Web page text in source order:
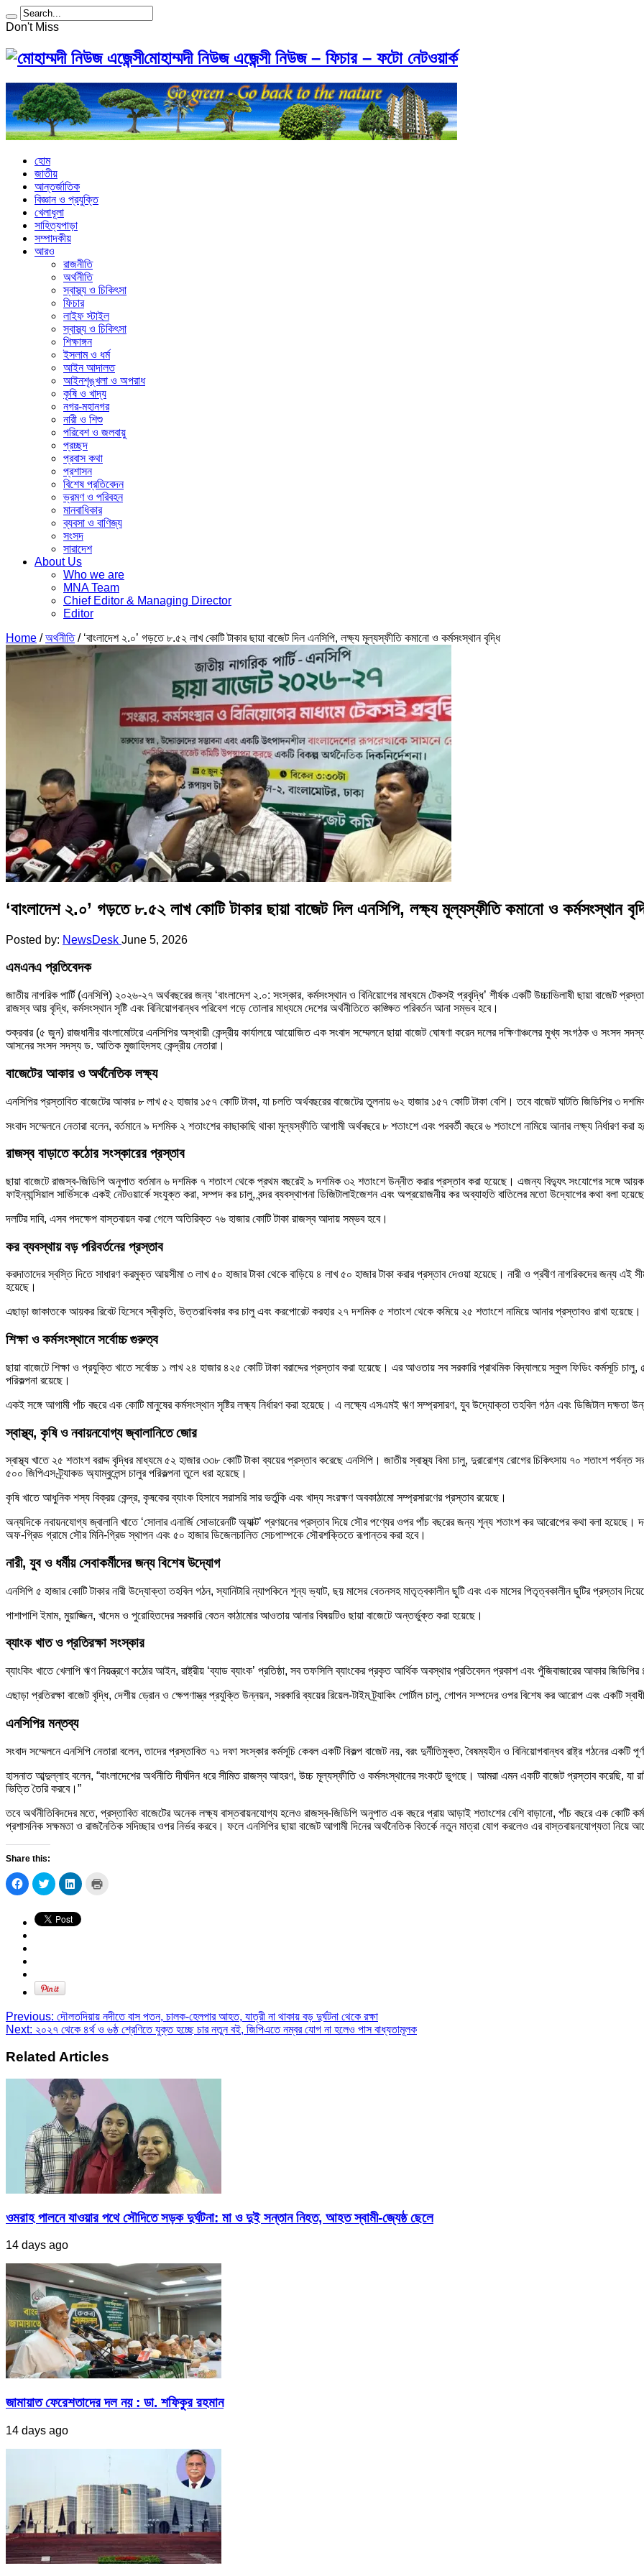
Don't Miss
মোহাম্মদী নিউজ এজেন্সী নিউজ – ফিচার – ফটো নেটওয়ার্ক
হোম
জাতীয়
আন্তর্জাতিক
বিজ্ঞান ও প্রযুক্তি
খেলাধূলা
সাহিত্যপাড়া
সম্পাদকীয়
আরও
রাজনীতি
অর্থনীতি
স্বাস্থ্য ও চিকিৎসা
ফিচার
লাইফ স্টাইল
স্বাস্থ্য ও চিকিৎসা
শিক্ষাঙ্গন
ইসলাম ও ধর্ম
আইন আদালত
আইনশৃঙ্খলা ও অপরাধ
কৃষি ও খাদ্য
নগর-মহানগর
নারী ও ‍শিশু
পরিবেশ ও জলবায়ু
প্রচ্ছদ
প্রবাস কথা
প্রশাসন
বিশেষ প্রতিবেদন
ভ্রমণ ও পরিবহন
মানবাধিকার
ব্যবসা ও বাণিজ্য
সংসদ
সারাদেশ
About Us
Who we are
MNA Team
Chief Editor & Managing Director
Editor
Home /অর্থনীতি/ ‘বাংলাদেশ ২.০’ গড়তে ৮.৫২ লাখ কোটি টাকার ছায়া বাজেট দিল এনসিপি, লক্ষ্য মূল্যস্ফীতি কমানো ও কর্মসংস্থান বৃদ্ধি
‘বাংলাদেশ ২.০’ গড়তে ৮.৫২ লাখ কোটি টাকার ছায়া বাজেট দিল এনসিপি, লক্ষ্য মূল্যস্ফীতি কমানো ও কর্মসংস্থান
Posted by: NewsDesk June 5, 2026
এমএনএ প্রতিবেদক
জাতীয় নাগরিক পার্টি (এনসিপি) ২০২৬-২৭ অর্থবছরের জন্য ‘বাংলাদেশ ২.০: সংস্কার, কর্মসংস্থান ও বিনিয়োগের মাধ্যমে টেকসই প্রবৃদ্ধি’ শীর্ষক একটি উচ্চাভিলাষী ছায়া বাজেট
রাজস্ব আয় বৃদ্ধি, কর্মসংস্থান সৃষ্টি এবং বিনিয়োগবান্ধব পরিবেশ গড়ে তোলার মাধ্যমে দেশের অর্থনীতিতে কাঙ্ক্ষিত পরিবর্তন আনা সম্ভব হবে।
শুক্রবার (৫ জুন) রাজধানীর বাংলামোটরে এনসিপির অস্থায়ী কেন্দ্রীয় কার্যালয়ে আয়োজিত এক সংবাদ সম্মেলনে ছায়া বাজেট ঘোষণা করেন দলের দক্ষিণাঞ্চলের মুখ্য সংগঠক ও সংসদ
আসনের সংসদ সদস্য ড. আতিক মুজাহিদসহ কেন্দ্রীয় নেতারা।
বাজেটের আকার ও অর্থনৈতিক লক্ষ্য
এনসিপির প্রস্তাবিত বাজেটের আকার ৮ লাখ ৫২ হাজার ১৫৭ কোটি টাকা, যা চলতি অর্থবছরের বাজেটের তুলনায় ৬২ হাজার ১৫৭ কোটি টাকা বেশি। তবে বাজেট ঘাটতি জিডিপির ৩
সংবাদ সম্মেলনে নেতারা বলেন, বর্তমানে ৯ দশমিক ২ শতাংশের কাছাকাছি থাকা মূল্যস্ফীতি আগামী অর্থবছরে ৮ শতাংশে এবং পরবর্তী বছরে ৬ শতাংশে নামিয়ে আনার লক্ষ্য নির্ধারণ করা
রাজস্ব বাড়াতে কঠোর সংস্কারের প্রস্তাব
ছায়া বাজেটে রাজস্ব-জিডিপি অনুপাত বর্তমান ৬ দশমিক ৭ শতাংশ থেকে প্রথম বছরেই ৯ দশমিক ৩২ শতাংশে উন্নীত করার প্রস্তাব করা হয়েছে। এজন্য বিদ্যুৎ সংযোগের সঙ্গে
ফাইন্যান্সিয়াল সার্ভিসকে একই নেটওয়ার্কে সংযুক্ত করা, সম্পদ কর চালু, বন্দর ব্যবস্থাপনা ডিজিটালাইজেশন এবং অপ্রয়োজনীয় কর অব্যাহতি বাতিলের মতো উদ্যোগের কথা বলা
দলটির দাবি, এসব পদক্ষেপ বাস্তবায়ন করা গেলে অতিরিক্ত ৭৬ হাজার কোটি টাকা রাজস্ব আদায় সম্ভব হবে।
কর ব্যবস্থায় বড় পরিবর্তনের প্রস্তাব
করদাতাদের স্বস্তি দিতে সাধারণ করমুক্ত আয়সীমা ৩ লাখ ৫০ হাজার টাকা থেকে বাড়িয়ে ৪ লাখ ৫০ হাজার টাকা করার প্রস্তাব দেওয়া হয়েছে। নারী ও প্রবীণ নাগরিকদের জন্য এই
হয়েছে।
এছাড়া জাকাতকে আয়কর রিবেট হিসেবে স্বীকৃতি, উত্তরাধিকার কর চালু এবং করপোরেট করহার ২৭ দশমিক ৫ শতাংশ থেকে কমিয়ে ২৫ শতাংশে নামিয়ে আনার প্রস্তাবও রাখা হয়েছে।
শিক্ষা ও কর্মসংস্থানে সর্বোচ্চ গুরুত্ব
ছায়া বাজেটে শিক্ষা ও প্রযুক্তি খাতে সর্বোচ্চ ১ লাখ ২৪ হাজার ৪২৫ কোটি টাকা বরাদ্দের প্রস্তাব করা হয়েছে। এর আওতায় সব সরকারি প্রাথমিক বিদ্যালয়ে স্কুল ফিডিং কর্মসূচি
পরিকল্পনা রয়েছে।
একই সঙ্গে আগামী পাঁচ বছরে এক কোটি মানুষের কর্মসংস্থান সৃষ্টির লক্ষ্য নির্ধারণ করা হয়েছে। এ লক্ষ্যে এসএমই ঋণ সম্প্রসারণ, যুব উদ্যোক্তা তহবিল গঠন এবং ডিজিটাল দক্ষতা
স্বাস্থ্য, কৃষি ও নবায়নযোগ্য জ্বালানিতে জোর
স্বাস্থ্য খাতে ২৫ শতাংশ বরাদ্দ বৃদ্ধির মাধ্যমে ৫২ হাজার ৩৩৮ কোটি টাকা ব্যয়ের প্রস্তাব করেছে এনসিপি। জাতীয় স্বাস্থ্য বিমা চালু, দুরারোগ্য রোগের চিকিৎসায় ৭০ শতাংশ পর্যন্ত
৫০০ জিপিএস-ট্র্যাকড অ্যাম্বুলেন্স চালুর পরিকল্পনা তুলে ধরা হয়েছে।
কৃষি খাতে আধুনিক শস্য বিক্রয় কেন্দ্র, কৃষকের ব্যাংক হিসাবে সরাসরি সার ভর্তুকি এবং খাদ্য সংরক্ষণ অবকাঠামো সম্প্রসারণের প্রস্তাব রয়েছে।
অন্যদিকে নবায়নযোগ্য জ্বালানি খাতে ‘সোলার এনার্জি সোভারেনটি অ্যাক্ট’ প্রণয়নের প্রস্তাব দিয়ে সৌর পণ্যের ওপর পাঁচ বছরের জন্য শূন্য শতাংশ কর আরোপের কথা বলা হয়েছে।
অফ-গ্রিড গ্রামে সৌর মিনি-গ্রিড স্থাপন এবং ৫০ হাজার ডিজেলচালিত সেচপাম্পকে সৌরশক্তিতে রূপান্তর করা হবে।
নারী, যুব ও ধর্মীয় সেবাকর্মীদের জন্য বিশেষ উদ্যোগ
এনসিপি ৫ হাজার কোটি টাকার নারী উদ্যোক্তা তহবিল গঠন, স্যানিটারি ন্যাপকিনে শূন্য ভ্যাট, ছয় মাসের বেতনসহ মাতৃত্বকালীন ছুটি এবং এক মাসের পিতৃত্বকালীন ছুটির প্রস্তাব
পাশাপাশি ইমাম, মুয়াজ্জিন, খাদেম ও পুরোহিতদের সরকারি বেতন কাঠামোর আওতায় আনার বিষয়টিও ছায়া বাজেটে অন্তর্ভুক্ত করা হয়েছে।
ব্যাংক খাত ও প্রতিরক্ষা সংস্কার
ব্যাংকিং খাতে খেলাপি ঋণ নিয়ন্ত্রণে কঠোর আইন, রাষ্ট্রীয় ‘ব্যাড ব্যাংক’ প্রতিষ্ঠা, সব তফসিলি ব্যাংকের প্রকৃত আর্থিক অবস্থার প্রতিবেদন প্রকাশ এবং পুঁজিবাজারের আকার
এছাড়া প্রতিরক্ষা বাজেট বৃদ্ধি, দেশীয় ড্রোন ও ক্ষেপণাস্ত্র প্রযুক্তি উন্নয়ন, সরকারি ব্যয়ের রিয়েল-টাইম ট্র্যাকিং পোর্টাল চালু, গোপন সম্পদের ওপর বিশেষ কর আরোপ এবং একটি
এনসিপির মন্তব্য
সংবাদ সম্মেলনে এনসিপি নেতারা বলেন, তাদের প্রস্তাবিত ৭১ দফা সংস্কার কর্মসূচি কেবল একটি বিকল্প বাজেট নয়, বরং দুর্নীতিমুক্ত, বৈষম্যহীন ও বিনিয়োগবান্ধব রাষ্ট্র গঠনের একটি
হাসনাত আব্দুল্লাহ বলেন, “বাংলাদেশের অর্থনীতি দীর্ঘদিন ধরে সীমিত রাজস্ব আহরণ, উচ্চ মূল্যস্ফীতি ও কর্মসংস্থানের সংকটে ভুগছে। আমরা এমন একটি বাজেট প্রস্তাব করেছি, যা
ভিত্তি তৈরি করবে।”
তবে অর্থনীতিবিদদের মতে, প্রস্তাবিত বাজেটের অনেক লক্ষ্য বাস্তবায়নযোগ্য হলেও রাজস্ব-জিডিপি অনুপাত এক বছরে প্রায় আড়াই শতাংশের বেশি বাড়ানো, পাঁচ বছরে এক কোটি
প্রশাসনিক সক্ষমতা ও রাজনৈতিক সদিচ্ছার ওপর নির্ভর করবে। ফলে এনসিপির ছায়া বাজেট আগামী দিনের অর্থনৈতিক বিতর্কে নতুন মাত্রা যোগ করলেও এর বাস্তবায়নযোগ্যতা নিয়ে
Share this:
Click
to
share
Facebook
(Opens
in
new
window)
Click
to
share
Twitter
(Opens
Click
to
LinkedIn
(Opens
Previous: দৌলতদিয়ায় নদীতে বাস পতন, চালক-হেলপার আহত, যাত্রী না থাকায় বড় দুর্ঘটনা থেকে রক্ষা
Next: ২০২৭ থেকে ৪র্থ ও ৬ষ্ঠ শ্রেণিতে যুক্ত হচ্ছে চার নতুন বই, জিপিএতে নম্বর যোগ না হলেও পাস বাধ্যতামূলক
Related Articles
ওমরাহ পালনে যাওয়ার পথে সৌদিতে সড়ক দুর্ঘটনা: মা ও দুই সন্তান নিহত, আহত স্বামী-জ্যেষ্ঠ ছেলে
14 days ago
জামায়াত ফেরেশতাদের দল নয় : ডা. শফিকুর রহমান
14 days ago